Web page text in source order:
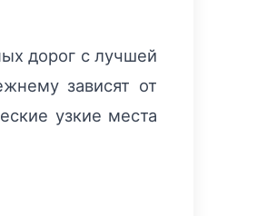
дорог с лучшей
зависят от
узкие места